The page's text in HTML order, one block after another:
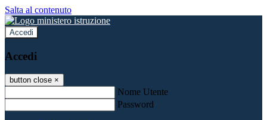
Salta al contenuto
Accedi
Accedi
button close ×
Nome Utente
Password